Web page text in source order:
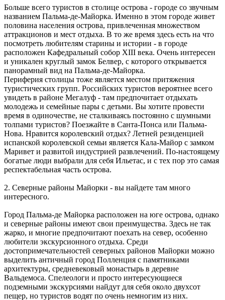
Больше всего туристов в столице острова - городе со звучным
названием Пальма-де-Майорка. Именно в этом городе живет
половина населения острова, привлеченная множеством
аттракционов и мест отдыха. В то же время здесь есть на что
посмотреть любителям старины и истории - в городе
расположен Кафедральный собор XIII века. Очень интересен
и уникален круглый замок Белвер, с которого открывается
панорамный вид на Пальма-де-Майорка.
Периферия столицы тоже является местом притяжения
туристических групп. Российских туристов вероятнее всего
увидеть в районе Мегалуф - там предпочитает отдыхать
молодежь и семейные пары с детьми. Вы хотите провести
время в одиночестве, не сталкиваясь постоянно с шумными
толпами туристов? Поезжайте в Санта-Понса или Пальма-
Нова. Нравится королевский отдых? Летней резиденцией
испанской королевской семьи является Кала-Майор с замком
Маривет и развитой индустрией развлечений. По-настоящему
богатые люди выбрали для себя Ильетас, и с тех пор это самая
респектабельная часть острова.
2. Северные районы Майорки - вы найдете там много
интересного.
Город Пальма-де Майорка расположен на юге острова, однако
и северные районы имеют свои преимущества. Здесь не так
жарко, и многие предпочитают поехать на север, особенно
любители экскурсионного отдыха. Среди
достопримечательностей северных районов Майорки можно
выделить античный город Полленция с памятниками
архитектуры, средневековый монастырь в деревне
Вальдемоса. Спелеологи и просто интересующиеся
подземными экскурсиями найдут для себя около двухсот
пещер, но туристов водят по очень немногим из них.